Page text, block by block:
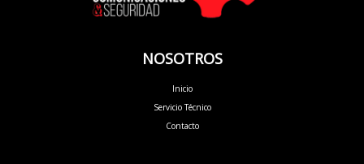
NOSOTROS
Inicio
Servicio Técnico
Contacto